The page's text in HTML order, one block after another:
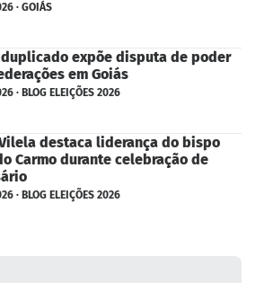
· GOIÁS
expõe disputa de poder
em Goiás
· BLOG ELEIÇÕES 2026
destaca liderança do bispo
Carmo durante celebração de
· BLOG ELEIÇÕES 2026